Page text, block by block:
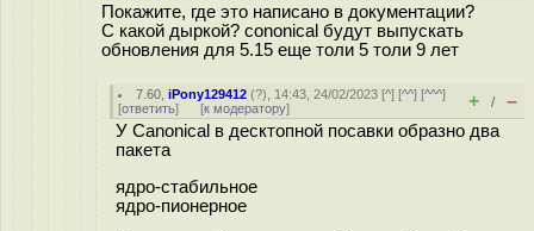
Покажите, где это написано в документации?
С какой дыркой? cononical будут выпускать
обновления для 5.15 еще толи 5 толи 9 лет
7.60 ,iPony129412 (?), 14:43, 24/02/2023 [^] [^^] [^^^]
[ответить] [к модератору] + / –
У Canonical в десктопной посавки образно два
пакета
ядро-стабильное
ядро-пионерное